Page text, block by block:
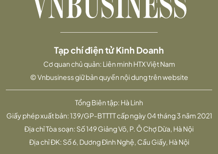
Tổng Biên tập: Hà Linh
Giấy phép xuất bản: 139/GP-BTTTT cấp ngày 04 tháng 3 năm 2021
Địa chỉ Tòa soạn: Số 149 Giảng Võ, P. Ô Chợ Dừa, Hà Nội
Địa chỉ ĐK: Số 6, Dương Đình Nghệ, Cầu Giấy, Hà Nội
Tạp chí điện tử Kinh Doanh
Cơ quan chủ quản: Liên minh HTX Việt Nam
© Vnbusiness giữ bản quyền nội dung trên website